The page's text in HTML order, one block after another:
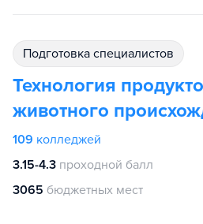
подготовка специалистов
Технология
животного
109 колледжей
3.15-4.3 проходной балл
3065 бюджетных мест